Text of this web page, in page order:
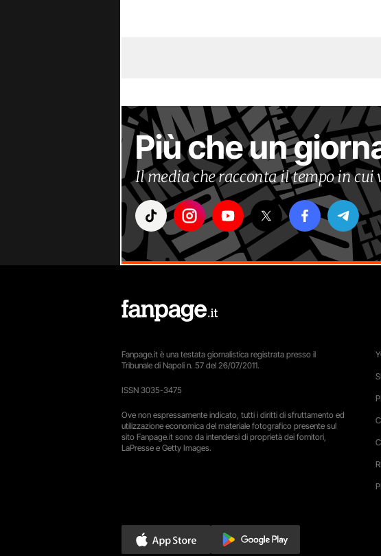
Più che un
Il media che racconta il tempo in
Fanpage.it è una testata giornalistica registrata presso il
Tribunale di Napoli n. 57 del 26/07/2011.
ISSN 3035-3475
Ove non espressamente indicato, tutti i diritti di sfruttamento ed
utilizzazione economica del materiale fotografico presente sul
sito Fanpage.it sono da intendersi di proprietà dei fornitori,
LaPresse e Getty Images.